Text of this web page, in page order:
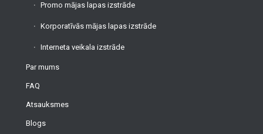
Promo mājas lapas izstrāde
Korporatīvās mājas lapas izstrāde
Interneta veikala izstrāde
Par mums
FAQ
Atsauksmes
Blogs